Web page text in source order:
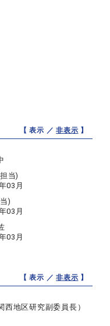
【 表示 ／非表示 】
当)
03月
)
03月
03月
【 表示 ／非表示 】
地区研究副委員長）